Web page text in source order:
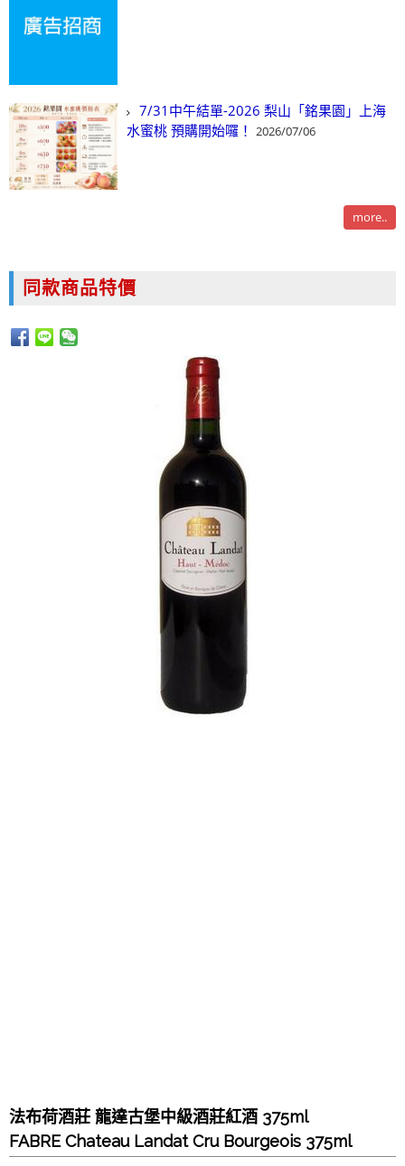
7/31中午結單-2026 梨山「銘果園」上海
水蜜桃 預購開始囉！ 2026/07/06
more..
同款商品特價
法布荷酒莊 龍達古堡中級酒莊紅酒 375ml
FABRE Chateau Landat Cru Bourgeois 375ml